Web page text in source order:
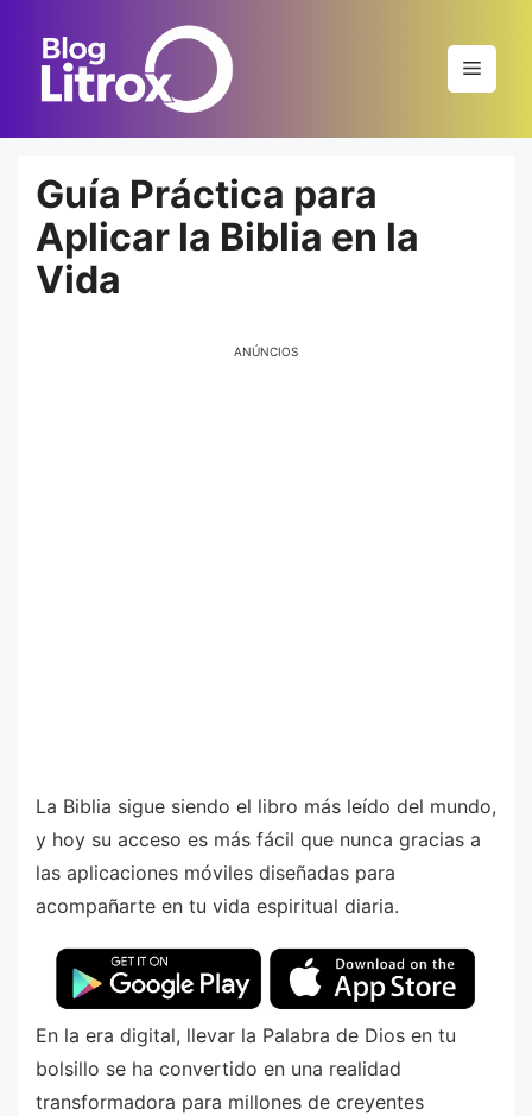
contenido
Menú
Guía Práctica para
Aplicar la Biblia en la
Vida
ANÚNCIOS
La Biblia sigue siendo el libro más leído del mundo,
y hoy su acceso es más fácil que nunca gracias a
las aplicaciones móviles diseñadas para
acompañarte en tu vida espiritual diaria.
En la era digital, llevar la Palabra de Dios en tu
bolsillo se ha convertido en una realidad
transformadora para millones de creyentes